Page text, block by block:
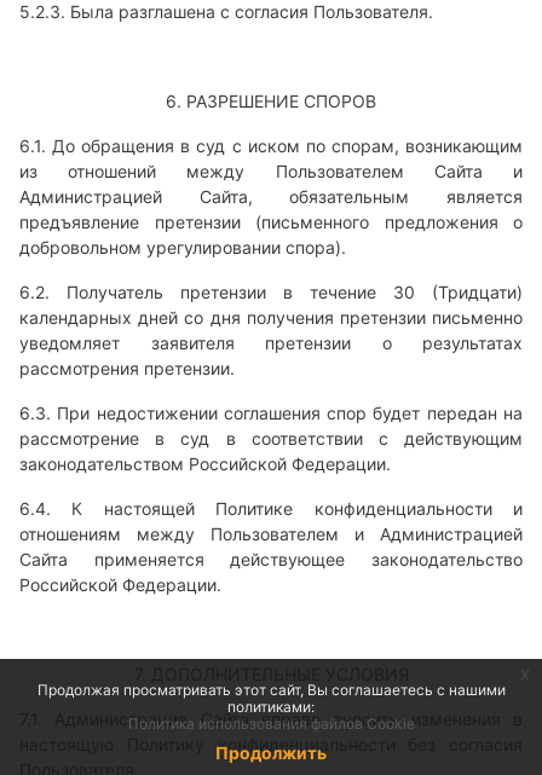
5.2.3. Была разглашена с согласия Пользователя.
6. РАЗРЕШЕНИЕ СПОРОВ
6.1. До обращения в суд с иском по спорам, возникающим
из отношений между Пользователем Сайта и
Администрацией Сайта, обязательным является
предъявление претензии (письменного предложения о
добровольном урегулировании спора).
6.2. Получатель претензии в течение 30 (Тридцати)
календарных дней со дня получения претензии письменно
уведомляет заявителя претензии о результатах
рассмотрения претензии.
6.3. При недостижении соглашения спор будет передан на
рассмотрение в суд в соответствии с действующим
законодательством Российской Федерации.
6.4. К настоящей Политике конфиденциальности и
отношениям между Пользователем и Администрацией
Сайта применяется действующее законодательство
Российской Федерации.
7.1. Администрация Сайта вправе вносить изменения в
настоящую Политику конфиденциальности без согласия
Продолжая просматривать этот сайт, Вы соглашаетесь с нашими
политиками:
Политика использования файлов Cookie
Продолжить